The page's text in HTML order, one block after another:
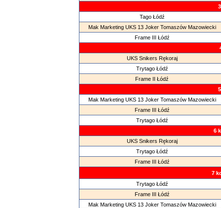
Tago Łódź
Mak Marketing UKS 13 Joker Tomaszów Mazowiecki
Frame III Łódź
UKS Snikers Rękoraj
Trytago Łódź
Frame II Łódź
Mak Marketing UKS 13 Joker Tomaszów Mazowiecki
Frame III Łódź
Trytago Łódź
6
UKS Snikers Rękoraj
Trytago Łódź
Frame III Łódź
7
Trytago Łódź
Frame III Łódź
Mak Marketing UKS 13 Joker Tomaszów Mazowiecki